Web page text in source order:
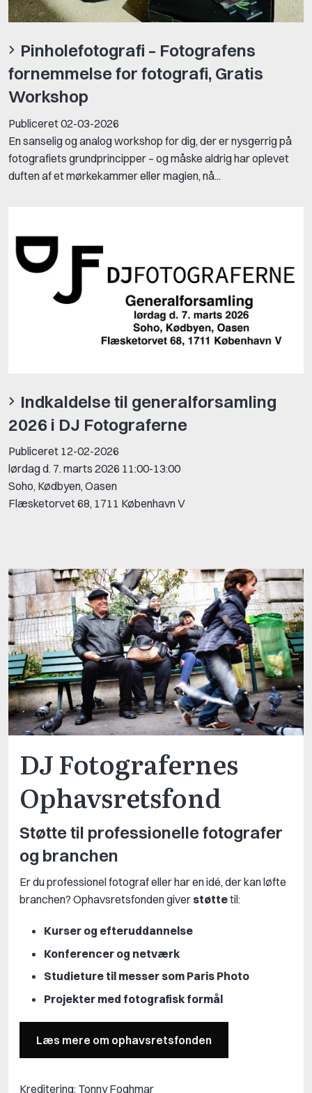
Pinholefotografi – Fotografens
fornemmelse for fotografi, Gratis
Workshop
Publiceret02-03-2026
En sanselig og analog workshop for dig, der er nysgerrig på
fotografiets grundprincipper – og måske aldrig har oplevet
duften af et mørkekammer eller magien, nå...
Indkaldelse til generalforsamling
2026 i DJ Fotograferne
Publiceret 12-02-2026
lørdag d. 7. marts 2026 11:00-13:00
Soho, Kødbyen, Oasen
Flæsketorvet 68, 1711 København V
DJ Fotografernes
Ophavsretsfond
Støtte til professionelle fotografer
og branchen
Er du professionel fotograf eller har en idé, der kan løfte
branchen? Ophavsretsfonden giver støttetil:
Kurser og efteruddannelse
Konferencer og netværk
Studieture til messer som Paris Photo
Projekter med fotografisk formål
Læs mere om ophavsretsfonden
Kreditering: Tonny Foghmar